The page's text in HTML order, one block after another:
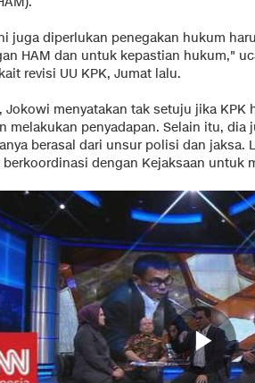
juga diperlukan penegakan hukum
HAM dan untuk kepastian hukum,"
revisi UU KPK, Jumat lalu.
Jokowi menyatakan tak setuju jika KPK
melakukan penyadapan. Selain itu, dia
berasal dari unsur polisi dan jaksa.
berkoordinasi dengan Kejaksaan untuk